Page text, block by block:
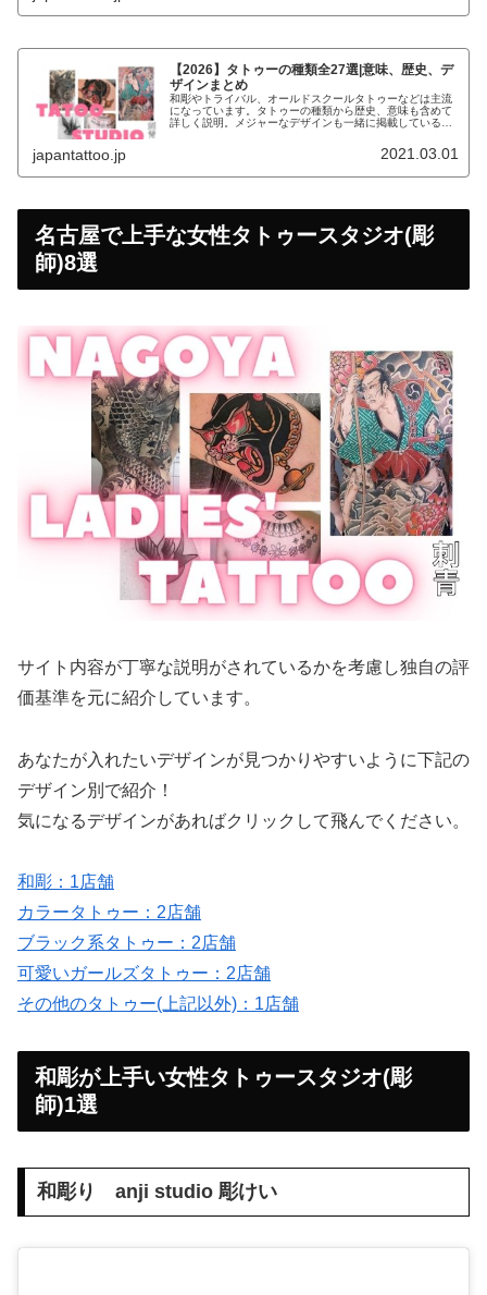
【2026】タトゥーの種類全27選|意味、歴史、デ
ザインまとめ
和彫やトライバル、オールドスクールタトゥーなどは主流
になっています。タトゥーの種類から歴史、意味も含めて
詳しく説明。メジャーなデザインも一緒に掲載しているの
japantattoo.jp 2021.03.01
名古屋で上手な女性タトゥースタジオ(彫
師)8選
サイト内容が丁寧な説明がされているかを考慮し独自の評
価基準を元に紹介しています。
あなたが入れたいデザインが見つかりやすいように下記の
デザイン別で紹介！
気になるデザインがあればクリックして飛んでください。
和彫：1店舗
カラータトゥー：2店舗
ブラック系タトゥー：2店舗
可愛いガールズタトゥー：2店舗
その他のタトゥー(上記以外)：1店舗
和彫が上手い女性タトゥースタジオ(彫
師)1選
和彫り anji studio 彫けい